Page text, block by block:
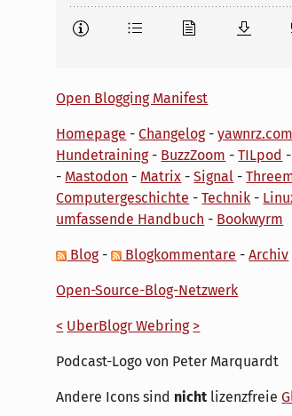
Open Blogging Manifest
Homepage -Changelog-
Hundetraining- BuzzZoom -TILpod
- Mastodon - Matrix -Signal -
Computergeschichte -Technik -
umfassende Handbuch - Bookwyrm
Blog- Blogkommentare -Archiv
Open-Source-Blog-Netzwerk
< UberBlogr Webring >
Podcast-Logo von Peter Marquardt
Andere Icons sind nicht lizenzfreie